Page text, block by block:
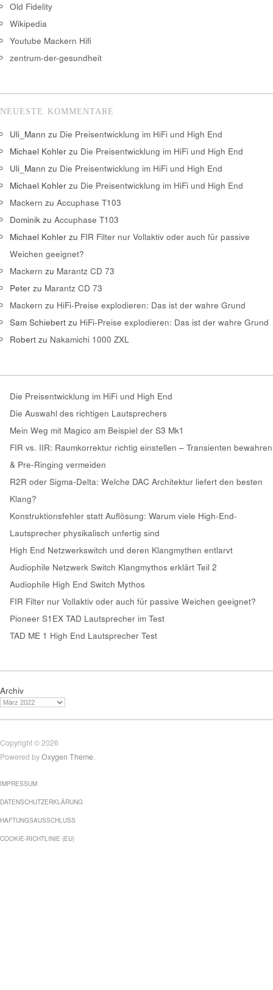
Old Fidelity
Wikipedia
Youtube Mackern Hifi
zentrum-der-gesundheit
NEUESTE KOMMENTARE
Uli_Mann zu Die Preisentwicklung im HiFi und High End
Michael Kohler zu Die Preisentwicklung im HiFi und High End
Uli_Mann zu Die Preisentwicklung im HiFi und High End
Michael Kohler zu Die Preisentwicklung im HiFi und High End
Mackern zu Accuphase T103
Dominik zu Accuphase T103
Michael Kohler zu FIR Filter nur Vollaktiv oder auch für passive
Weichen geeignet?
Mackern zu Marantz CD 73
Peter zu Marantz CD 73
Mackern zu HiFi-Preise explodieren: Das ist der wahre Grund
Sam Schiebert zu HiFi-Preise explodieren: Das ist der wahre Grund
Robert zu Nakamichi 1000 ZXL
Die Preisentwicklung im HiFi und High End
Die Auswahl des richtigen Lautsprechers
Mein Weg mit Magico am Beispiel der S3 Mk1
FIR vs. IIR: Raumkorrektur richtig einstellen – Transienten bewahren
& Pre-Ringing vermeiden
R2R oder Sigma-Delta: Welche DAC Architektur liefert den besten
Klang?
Konstruktionsfehler statt Auflösung: Warum viele High-End-
Lautsprecher physikalisch unfertig sind
High End Netzwerkswitch und deren Klangmythen entlarvt
Audiophile Netzwerk Switch Klangmythos erklärt Teil 2
Audiophile High End Switch Mythos
FIR Filter nur Vollaktiv oder auch für passive Weichen geeignet?
Pioneer S1EX TAD Lautsprecher im Test
TAD ME 1 High End Lautsprecher Test
Archiv
Copyright © 2026
Powered byOxygen Theme.
IMPRESSUM
DATENSCHUTZERKLÄRUNG
HAFTUNGSAUSSCHLUSS
COOKIE-RICHTLINIE (EU)